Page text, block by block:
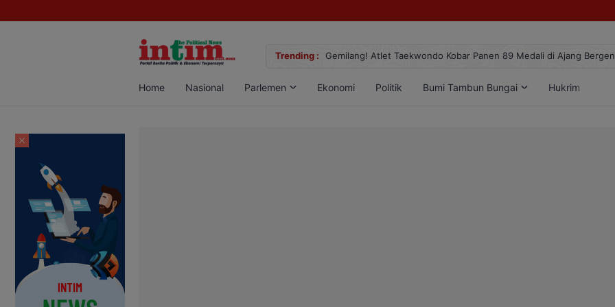
Trending :
Sabu di Pangkalan Bun, Dua Pelaku Diamankan Gemilang! Atlet Taekwondo Kobar Panen 89 Medali di Ajang
Home Nasional Parlemen Ekonomi Politik Bumi Tambun Bungai Hukrim